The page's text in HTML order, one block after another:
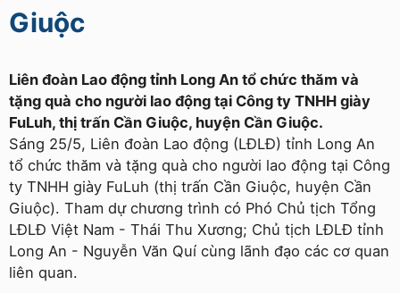
Giuộc
Liên đoàn Lao động tỉnh Long An tổ chức thăm và
tặng quà cho người lao động tại Công ty TNHH giày
FuLuh, thị trấn Cần Giuộc, huyện Cần Giuộc.
Sáng 25/5, Liên đoàn Lao động (LĐLĐ) tỉnh Long An
tổ chức thăm và tặng quà cho người lao động tại Công
ty TNHH giày FuLuh (thị trấn Cần Giuộc, huyện Cần
Giuộc). Tham dự chương trình có Phó Chủ tịch Tổng
LĐLĐ Việt Nam - Thái Thu Xương; Chủ tịch LĐLĐ tỉnh
Long An - Nguyễn Văn Quí cùng lãnh đạo các cơ quan
liên quan.